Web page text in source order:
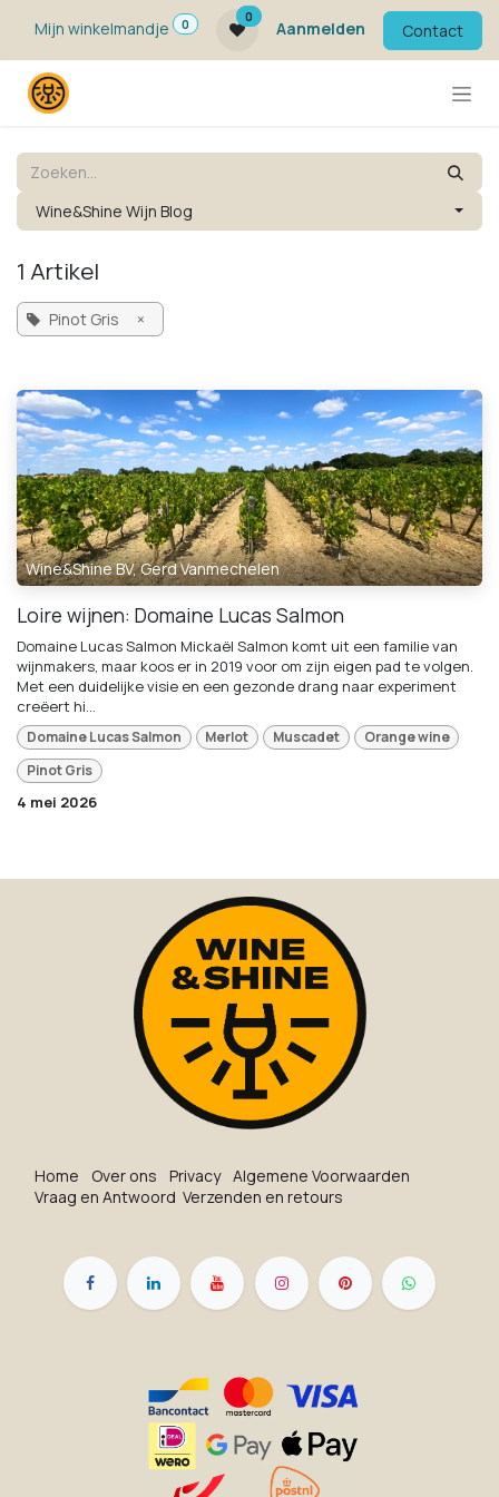
Mijn winkelmandje
0
0
Aanmelden Contact
Wine&Shine Wijn Blog
1 Artikel
Pinot Gris ×
Wine&Shine BV, Gerd Vanmechelen
Loire wijnen: Domaine Lucas Salmon
Domaine Lucas Salmon Mickaël Salmon komt uit een familie van
wijnmakers, maar koos er in 2019 voor om zijn eigen pad te volgen.
Met een duidelijke visie en een gezonde drang naar experiment
creëert hi...
Domaine Lucas Salmon Merlot Muscadet
Orange wine
Pinot Gris
4 mei 2026
Ho​me O​ve​r on​s Privacy Algemene Voorwaarden
Vraag en Antwoord Verzenden en retours